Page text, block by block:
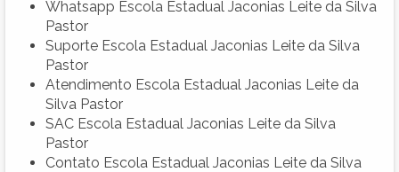
Whatsapp Escola Estadual Jaconias Leite da Silva
Pastor
Suporte Escola Estadual Jaconias Leite da Silva
Pastor
Atendimento Escola Estadual Jaconias Leite da
Silva Pastor
SAC Escola Estadual Jaconias Leite da Silva
Pastor
Contato Escola Estadual Jaconias Leite da Silva